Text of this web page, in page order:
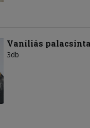
Vaníliás palacsinta
3db